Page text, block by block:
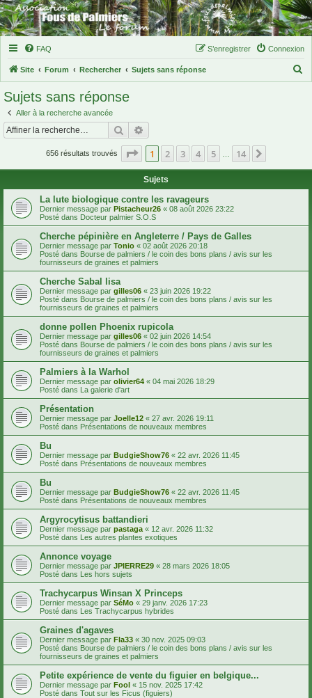
FAQ Connexion
S’enregistrer
Site Forum Rechercher Sujets sans réponse
c
Sujets sans réponse
Aller à la recherche avancée
Rechercher
656 résultats trouvés Page 1sur14
1 2 3 4 5 14
Sujets
La lute biologique contre les ravageurs
Dernier message par Pistacheur26 « 08 août 2026 23:22
Posté dans Docteur palmier S.O.S
Cherche pépinière en Angleterre / Pays de Galles
Dernier message par Tonio « 02 août 2026 20:18
Posté dans Bourse de palmiers / le coin des bons plans / avis sur les
fournisseurs de graines et palmiers
Cherche Sabal lisa
Dernier message par gilles06 « 23 juin 2026 19:22
Posté dans Bourse de palmiers / le coin des bons plans / avis sur les
fournisseurs de graines et palmiers
donne pollen Phoenix rupicola
Dernier message par gilles06 « 02 juin 2026 14:54
Posté dans Bourse de palmiers / le coin des bons plans / avis sur les
fournisseurs de graines et palmiers
Palmiers à la Warhol
Dernier message par olivier64 « 04 mai 2026 18:29
Posté dans La galerie d'art
Présentation
Dernier message par Joelle12 « 27 avr. 2026 19:11
Posté dans Présentations de nouveaux membres
Bu
Dernier message par BudgieShow76 « 22 avr. 2026 11:45
Posté dans Présentations de nouveaux membres
Bu
Dernier message par BudgieShow76 « 22 avr. 2026 11:45
Posté dans Présentations de nouveaux membres
Argyrocytisus battandieri
Dernier message par pastaga « 12 avr. 2026 11:32
Posté dans Les autres plantes exotiques
Annonce voyage
Dernier message par JPIERRE29 « 28 mars 2026 18:05
Posté dans Les hors sujets
Trachycarpus Winsan X Princeps
Dernier message par SéMo « 29 janv. 2026 17:23
Posté dans Les Trachycarpus hybrides
Graines d'agaves
Dernier message par Fla33 « 30 nov. 2025 09:03
Posté dans Bourse de palmiers / le coin des bons plans / avis sur les
fournisseurs de graines et palmiers
Petite expérience de vente du figuier en belgique...
Dernier message par Fool « 15 nov. 2025 17:42
Posté dans Tout sur les Ficus (figuiers)